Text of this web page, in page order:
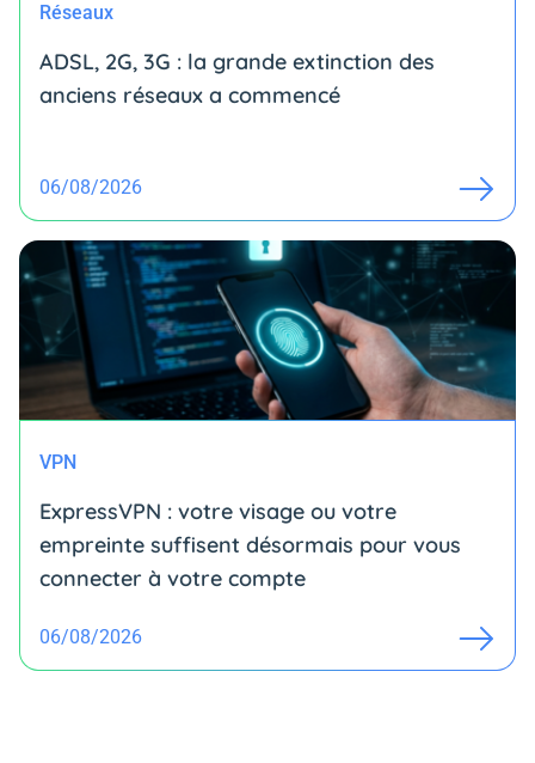
Réseaux
ADSL, 2G, 3G : la grande extinction des
anciens réseaux a commencé
06/08/2026
VPN
ExpressVPN : votre visage ou votre
empreinte suffisent désormais pour vous
connecter à votre compte
06/08/2026